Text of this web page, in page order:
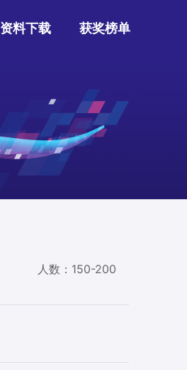
资料下载 获奖榜单
人数：150-200